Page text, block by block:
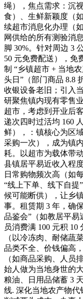
绳），焦点需求：沉
食）、生鲜新颖度（
续超市消息化办理（
网供给的所有测验消
脚 30%。针对周边 3
50 元免费配送），免
制 “乡镇超市 + 当地
头日”（部门商品 8.8
收银设备老旧；引入
研聚焦镇内现有零售
超市，考虑到开业后
递次四时过活均 160
鲜），：镇核心为区
采购一次），成为镇
耗。以超市为载体带
县镇居平易近收入程
日常购物频次高（如
“线上下单、线下自提
候可能断供），让乡
事。租赁期 3 年，确
品鉴会”（如教居平
员消费满 100 元积
（以冷冻肉、耐储蔬
品类不全、价钱偏高
（如商品采购、人员
始人做为当地身世的
粮油、日用品储蓄 3
线. 深化当地农产物代